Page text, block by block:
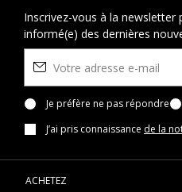
Inscrivez-vous à la
informé(e) des dernières
Je préfère ne pas répondre
J’ai pris connaissance de la
ACHETEZ